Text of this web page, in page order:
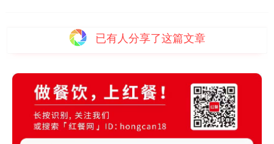
已有人分享了这篇文章